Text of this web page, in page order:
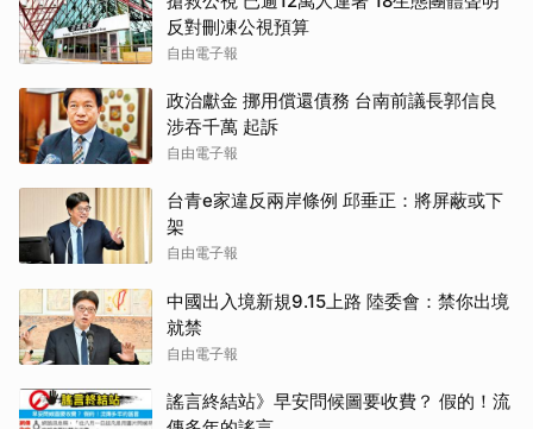
反對刪凍公視預算
自由電子報
政治獻金 挪用償還債務 台南前議長郭信良
涉吞千萬 起訴
自由電子報
台青e家違反兩岸條例 邱垂正：將屏蔽或下
架
自由電子報
中國出入境新規9.15上路 陸委會：禁你出境
就禁
自由電子報
謠言終結站》早安問候圖要收費？ 假的！流